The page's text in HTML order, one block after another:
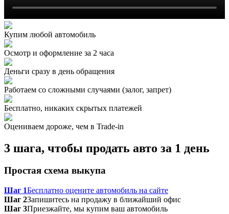
Купим любой автомобиль
Осмотр и оформление за 2 часа
Деньги сразу в день обращения
Работаем со сложными случаями (залог, запрет)
Бесплатно, никаких скрытых платежей
Оцениваем дороже, чем в Trade‑in
3 шага, чтобы продать авто за 1 день
Простая схема выкупа
Шаг 1Бесплатно оцените автомобиль на сайте
Шаг 2Запишитесь на продажу в ближайший офис
Шаг 3Приезжайте, мы купим ваш автомобиль